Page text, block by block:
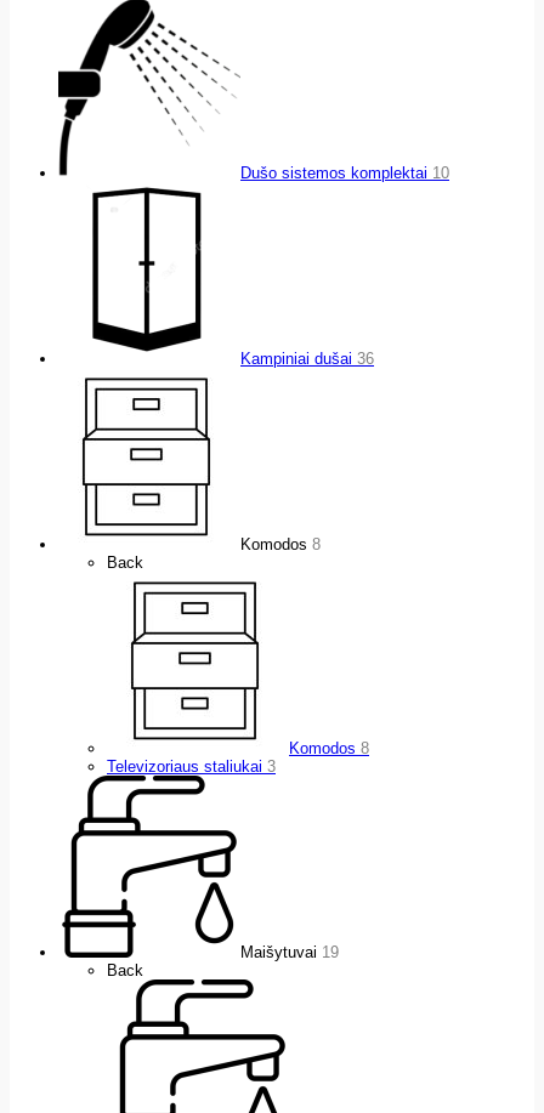
Dušo sistemos komplektai 10
Kampiniai dušai 36
Komodos 8
Back
Komodos 8
Televizoriaus staliukai 3
Maišytuvai 19
Back